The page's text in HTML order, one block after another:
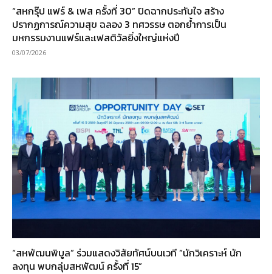
“สหกรุ๊ป แฟร์ & เฟส ครั้งที่ 30” ปิดฉากประทับใจ สร้าง
ปรากฏการณ์ความสุข ฉลอง 3 ทศวรรษ ตอกย้ำการเป็น
มหกรรมงานแฟร์และเฟสติวัลยิ่งใหญ่แห่งปี
03/07/2026
“สหพัฒนพิบูล” ร่วมแสดงวิสัยทัศน์บนเวที “นักวิเคราะห์ นัก
ลงทุน พบกลุ่มสหพัฒน์ ครั้งที่ 15”